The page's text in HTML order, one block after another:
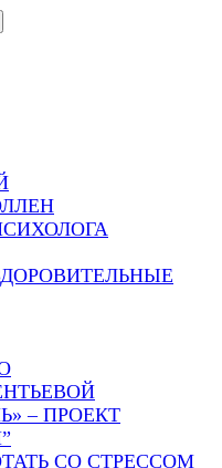
– ПРОЕКТ
СО СТРЕССОМ